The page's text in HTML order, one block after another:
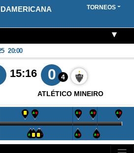
TORNEOS
20:00
15:16 4
0
ATLÉTICO MINEIRO